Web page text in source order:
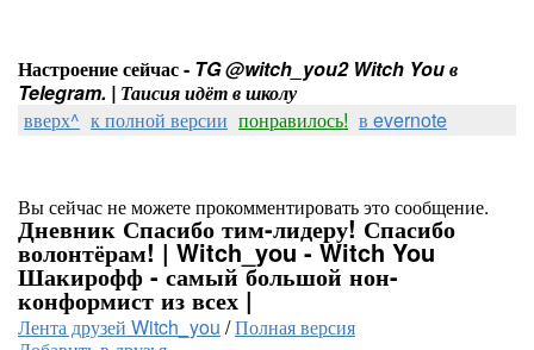
Настроение сейчас - TG @witch_you2 Witch You в
Telegram. | Таисия идёт в школу
вверх^ к полной версии понравилось! в evernote
Вы сейчас не можете прокомментировать это сообщение.
Дневник Спасибо тим-лидеру! Спасибо
волонтёрам! | Witch_you - Witch You
Шакирофф - самый большой нон-
конформист из всех |
Лента друзей Witch_you /Полная версия